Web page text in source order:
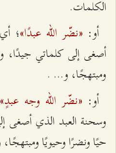
الكلمات.
أو: «نضّر الله عبدًا»؛
أصغى إلى كلماتي جيدًا،
ومبتهجًا، و... .
أو: «نضّر الله وجه عبدٍ»
وسحنة العبد الذي أصغى
حيًا ونضرًا وحيويًا